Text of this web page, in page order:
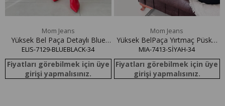
Mom Jeans
Yüksek Bel Paça Detaylı Blue
Black Elis Jean Pantolon
ELIS-7129-BLUEBLACK-34
Fiyatları görebilmek için üye
girişi yapmalısınız.
Mom Jeans
Yüksek BelPaça Yırtmaç Püskül
Detaylı Siyah Jean Pantolon
MIA-7413-SİYAH-34
Fiyatları görebilmek için üye
girişi yapmalısınız.